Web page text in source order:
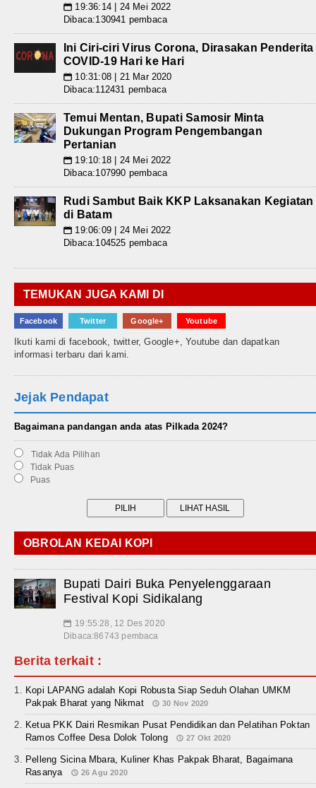
📅 19:36:14 | 24 Mei 2022
Dibaca:130941 pembaca
Ini Ciri-ciri Virus Corona, Dirasakan Penderita
COVID-19 Hari ke Hari
📅 10:31:08 | 21 Mar 2020
Dibaca:112431 pembaca
Temui Mentan, Bupati Samosir Minta
Dukungan Program Pengembangan
Pertanian
📅 19:10:18 | 24 Mei 2022
Dibaca:107990 pembaca
Rudi Sambut Baik KKP Laksanakan Kegiatan
di Batam
📅 19:06:09 | 24 Mei 2022
Dibaca:104525 pembaca
TEMUKAN JUGA KAMI DI
Facebook Twitter Google+ Youtube
Ikuti kami di facebook, twitter, Google+, Youtube dan dapatkan
informasi terbaru dari kami.
Jejak Pendapat
Bagaimana pandangan anda atas Pilkada 2024?
Tidak Ada Pilihan
Tidak Puas
Puas
OBROLAN KEDAI KOPI
Bupati Dairi Buka Penyelenggaraan
Festival Kopi Sidikalang
📅 19:55:28, 12 Des 2020
Dibaca:86743 pembaca
Berita terkait :
Kopi LAPANG adalah Kopi Robusta Siap Seduh Olahan UMKM
Pakpak Bharat yang Nikmat
30 Nov 2020
Ketua PKK Dairi Resmikan Pusat Pendidikan dan Pelatihan Poktan
Ramos Coffee Desa Dolok Tolong
27 Okt 2020
Pelleng Sicina Mbara, Kuliner Khas Pakpak Bharat, Bagaimana
Rasanya
26 Agu 2020